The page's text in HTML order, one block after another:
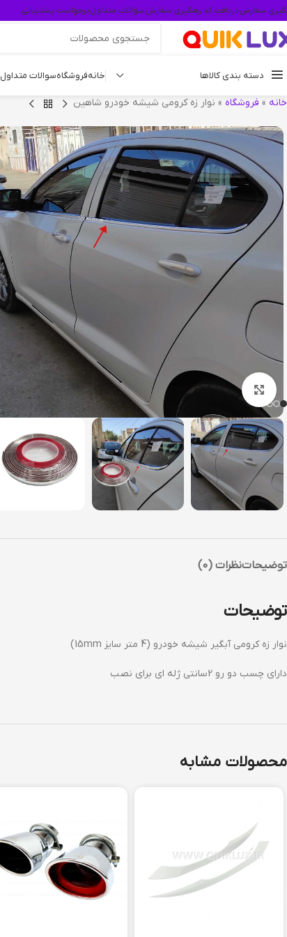
سفارشدریافت کد رهگیری سفارشسوالات متداولدرخواست پشتیبانی
دسته بندی کالاها خانهفروشگاهسوالات متداول
خانه » فروشگاه » نوار زه کرومی شیشه خودرو شاهین
بزرگنمایی تصویر
توضیحاتنظرات (0)
توضیحات
نوار زه کرومی آبگیر شیشه خودرو (4 متر سایز 15mm)
دارای چسب دو رو 2سانتی ژله ای برای نصب
محصولات مشابه